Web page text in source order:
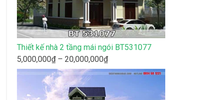
Thiết kế nhà 2 tầng mái ngói BT531077
5,000,000₫ – 20,000,000₫Khoảng
giá:
5,000,000₫